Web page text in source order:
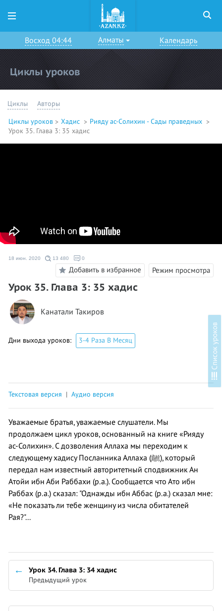
Восход 04:44 Алматы Календарь
Циклы уроков
Циклы Авторы
Циклы уроков Хадис
Рияду ас-Солихин - Сады праведных
Урок 35. Глава 3: 35 хадис
18 июн. 2020 13 480 0
Добавить в избранное Режим просмотра
Урок 35. Глава 3: 35 хадис
Канатали Такиров
Дни выхода уроков: 3-4 Раза В Месяц в
Текстовая версия | Аудио версия
Уважаемые братья, уважаемые слушатели. Мы
продолжаем цикл уроков, основанный на книге «Рияду
ас-Солихин». С дозволения Аллаха мы переходим к
следующему хадису Посланника Аллаха (ﷺ), который
передал нам известный авторитетный сподвижник Ан
Атойи ибн Аби Раббахи (р.а.). Сообщается что Ато ибн
Раббах (р.а.) сказал: "Однажды ибн Аббас (р.а.) сказал мне:
«Не показать ли тебе женщину из числа обитателей
Рая?"...
Урок 34. Глава 3: 34 хадис
Предыдущий урок